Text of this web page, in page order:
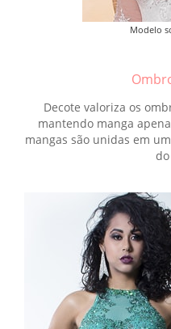
Modelo
Decote valoriza os
mantendo manga
mangas são unidas em